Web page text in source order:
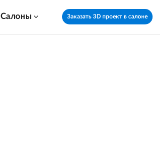
Салоны Заказать 3D проект в салоне